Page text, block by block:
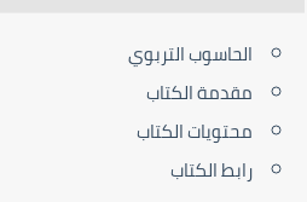
الحاسوب التربوي
مقدمة الكتاب
محتويات الكتاب
رابط الكتاب